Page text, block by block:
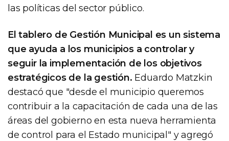
las políticas del sector público.
El tablero de Gestión Municipal es un sistema
que ayuda a los municipios a controlar y
seguir la implementación de los objetivos
estratégicos de la gestión. Eduardo Matzkin
destacó que "desde el municipio queremos
contribuir a la capacitación de cada una de las
áreas del gobierno en esta nueva herramienta
de control para el Estado municipal" y agregó